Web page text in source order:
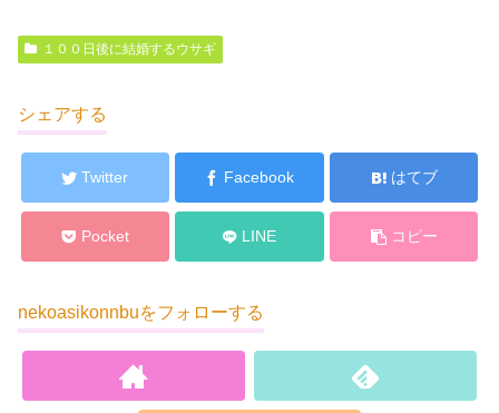
１００日後に結婚するウサギ
シェアする
Twitter Facebook はてブ
Pocket LINE コピー
nekoasikonnbuをフォローする